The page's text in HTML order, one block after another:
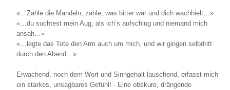
«…Zähle die Mandeln, zähle, was bitter war und dich wachhielt…»
«…du suchtest mein Aug, als ich’s aufschlug und niemand mich
ansah…»
«…legte das Tote den Arm auch um mich, und wir gingen selbdritt
durch den Abend…»
Erwachend, noch dem Wort und Sinngehalt lauschend, erfasst mich
ein starkes, unsagbares Gefühl! - Eine obskure, drängende